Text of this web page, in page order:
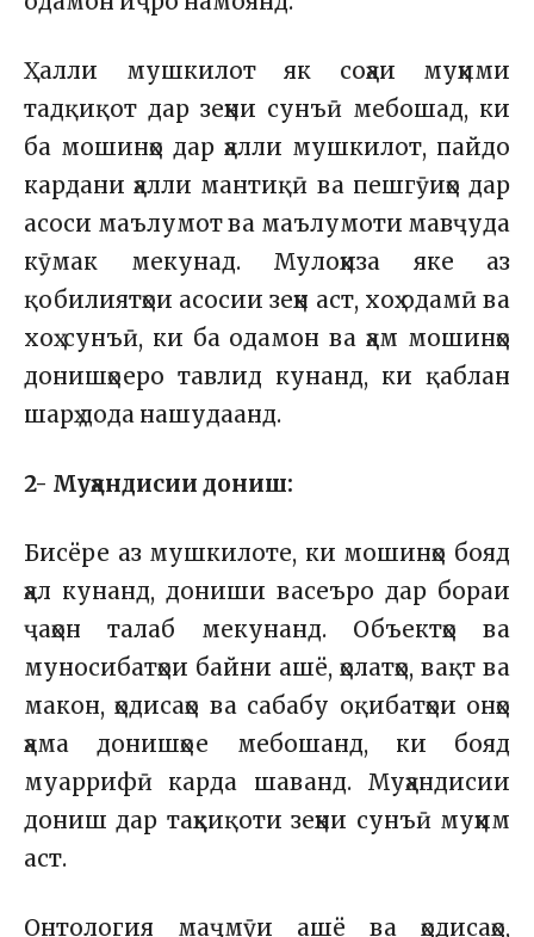
Ҳалли мушкилот як соҳаи муҳими
тадқиқот дар зеҳни сунъӣ мебошад, ки
ба мошинҳо дар ҳалли мушкилот, пайдо
кардани ҳалли мантиқӣ ва пешгӯиҳо дар
асоси маълумот ва маълумоти мавҷуда
кӯмак мекунад. Мулоҳиза яке аз
қобилиятҳои асосии зеҳн аст, хоҳ одамӣ ва
хоҳ сунъӣ, ки ба одамон ва ҳам мошинҳо
донишҳоеро тавлид кунанд, ки қаблан
шарҳ дода нашудаанд.
2- Муҳандисии дониш:
Бисёре аз мушкилоте, ки мошинҳо бояд
ҳал кунанд, дониши васеъро дар бораи
ҷаҳон талаб мекунанд. Объектҳо ва
муносибатҳои байни ашё, ҳолатҳо, вақт ва
макон, ҳодисаҳо ва сабабу оқибатҳои онҳо
ҳама донишҳое мебошанд, ки бояд
муаррифӣ карда шаванд. Муҳандисии
дониш дар таҳқиқоти зеҳни сунъӣ муҳим
аст.
Онтология маҷмӯи ашё ва ҳодисаҳо,